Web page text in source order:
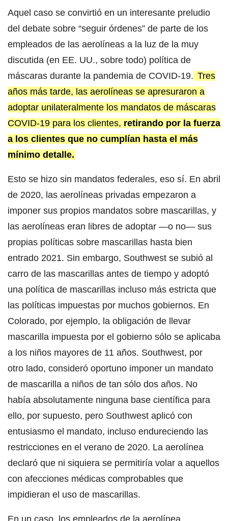
Aquel caso se convirtió en un interesante preludio
del debate sobre “seguir órdenes” de parte de los
empleados de las aerolíneas a la luz de la muy
discutida (en EE. UU., sobre todo) política de
máscaras durante la pandemia de COVID-19. Tres
años más tarde, las aerolíneas se apresuraron a
adoptar unilateralmente los mandatos de máscaras
COVID-19 para los clientes, retirando por la fuerza
a los clientes que no cumplían hasta el más
mínimo detalle.
Esto se hizo sin mandatos federales, eso sí. En abril
de 2020, las aerolíneas privadas empezaron a
imponer sus propios mandatos sobre mascarillas, y
las aerolíneas eran libres de adoptar —o no— sus
propias políticas sobre mascarillas hasta bien
entrado 2021. Sin embargo, Southwest se subió al
carro de las mascarillas antes de tiempo y adoptó
una política de mascarillas incluso más estricta que
las políticas impuestas por muchos gobiernos. En
Colorado, por ejemplo, la obligación de llevar
mascarilla impuesta por el gobierno sólo se aplicaba
a los niños mayores de 11 años. Southwest, por
otro lado, consideró oportuno imponer un mandato
de mascarilla a niños de tan sólo dos años. No
había absolutamente ninguna base científica para
ello, por supuesto, pero Southwest aplicó con
entusiasmo el mandato, incluso endureciendo las
restricciones en el verano de 2020. La aerolínea
declaró que ni siquiera se permitiría volar a aquellos
con afecciones médicas comprobables que
impidieran el uso de mascarillas.